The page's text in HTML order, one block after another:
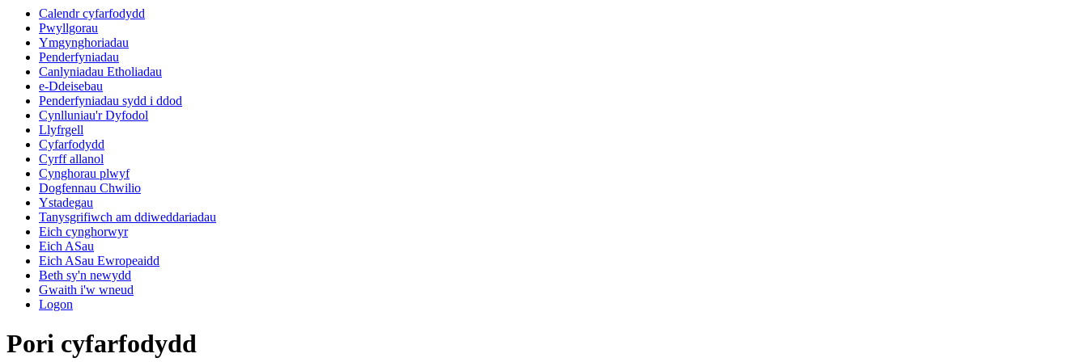
Calendr cyfarfodydd
Pwyllgorau
Ymgynghoriadau
Penderfyniadau
Canlyniadau Etholiadau
e-Ddeisebau
Penderfyniadau sydd i ddod
Cynlluniau'r Dyfodol
Llyfrgell
Cyfarfodydd
Cyrff allanol
Cynghorau plwyf
Dogfennau Chwilio
Ystadegau
Tanysgrifiwch am ddiweddariadau
Eich cynghorwyr
Eich ASau
Eich ASau Ewropeaidd
Beth sy'n newydd
Gwaith i'w wneud
Logon
Pori cyfarfodydd